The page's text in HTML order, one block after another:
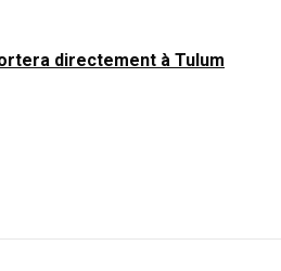
directement à Tulum